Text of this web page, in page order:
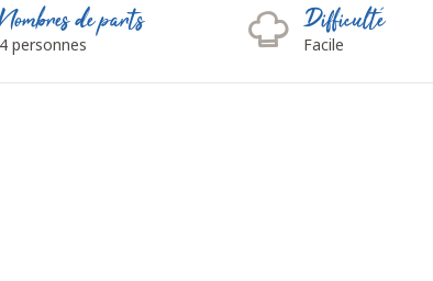
Nombres de parts
4 personnes
Difficulté
Facile